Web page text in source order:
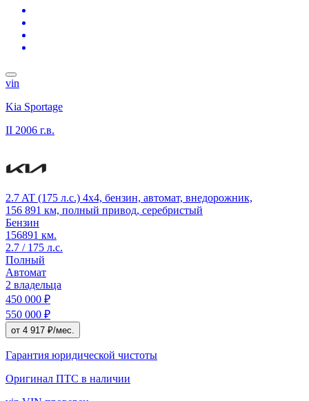
vin
Kia Sportage
II 2006 г.в.
2.7 AT (175 л.с.) 4x4, бензин, автомат, внедорожник,
156 891 км, полный привод, серебристый
Бензин
156891 км.
2.7 / 175 л.с.
Полный
Автомат
2 владельца
450 000 ₽
550 000 ₽
от 4 917 ₽/мес.
Гарантия юридической чистоты
Оригинал ПТС в наличии